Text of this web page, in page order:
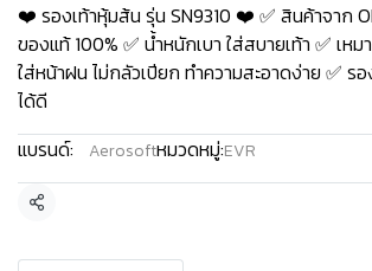
❤️ รองเท้าหุ้มส้น รุ่น SN9310 ❤️ ✅ สินค้าจาก
ของแท้ 100% ✅ น้ำหนักเบา ใส่สบายเท้า ✅ เห
ใส่หน้าฝน ไม่กลัวเปียก ทำความสะอาดง่าย ✅ ร
ได้ดี
แบรนด์:
Aerosoftหมวดหมู่:EVR
แชร์